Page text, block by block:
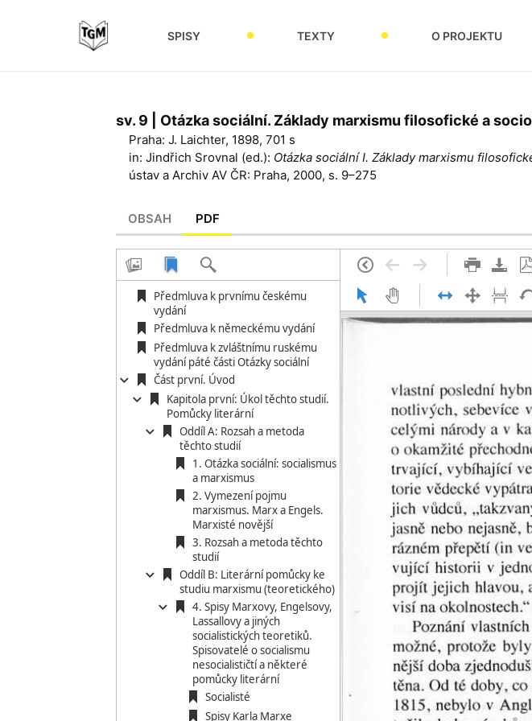
SPISY TEXTY O PROJEKTU
sv. 9 | Otázka sociální. Základy marxismu filosofické a
Praha: J. Laichter, 1898, 701 s
in: Jindřich Srovnal (ed.): Otázka sociální I. Základy marxismu
ústav a Archiv AV ČR: Praha, 2000, s. 9–275
OBSAH PDF